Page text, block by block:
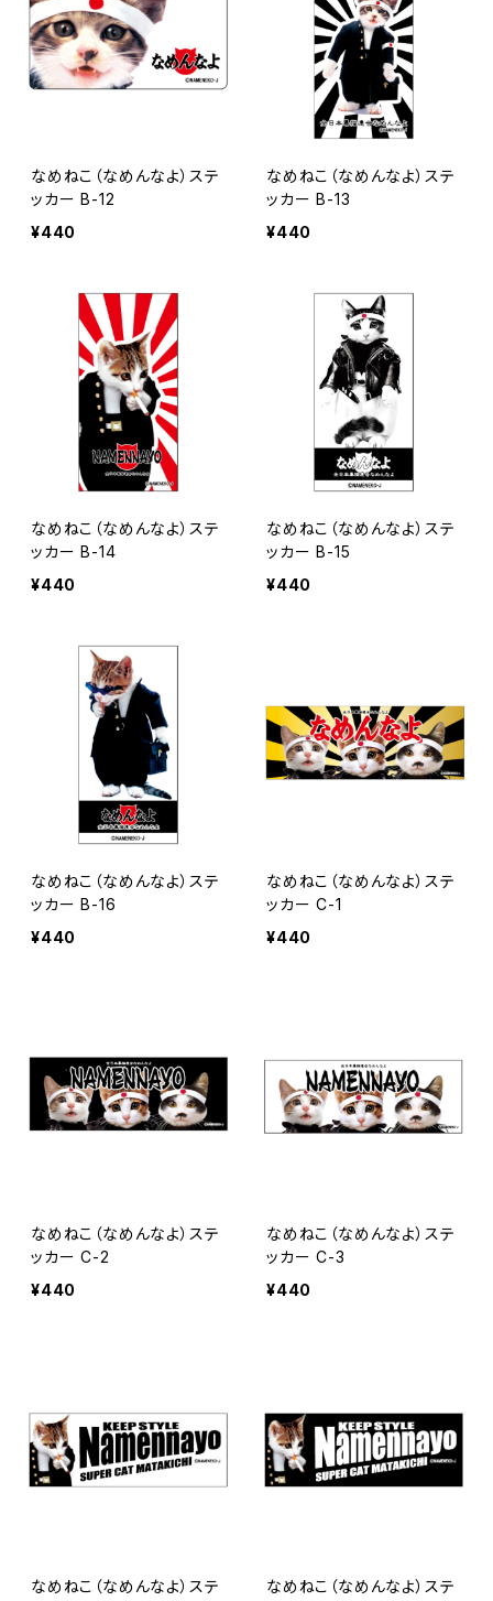
なめねこ（なめんなよ）ステ
ッカー B-12
¥440
なめねこ（なめんなよ）ステ
ッカー B-13
¥440
なめねこ（なめんなよ）ステ
ッカー B-14
¥440
なめねこ（なめんなよ）ステ
ッカー B-15
¥440
なめねこ（なめんなよ）ステ
ッカー B-16
¥440
なめねこ（なめんなよ）ステ
ッカー C-1
¥440
なめねこ（なめんなよ）ステ
ッカー C-2
¥440
なめねこ（なめんなよ）ステ
ッカー C-3
¥440
なめねこ（なめんなよ）ステ
なめねこ（なめんなよ）ステ